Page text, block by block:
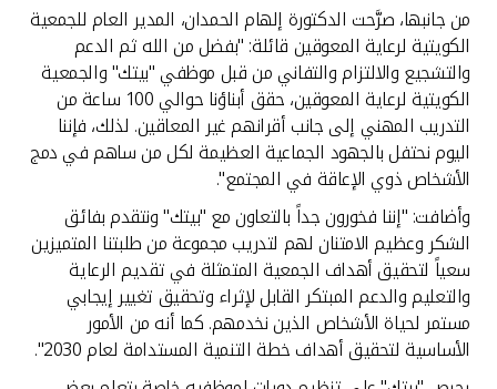
من جانبها، صرَّحت الدكتورة إلهام الحمدان، المدير العام للجمعية
الكويتية لرعاية المعوقين قائلة: "بفضل من الله ثم الدعم
والتشجيع والالتزام والتفاني من قبل موظفي "بيتك" والجمعية
الكويتية لرعاية المعوقين، حقق أبناؤنا حوالي 100 ساعة من
التدريب المهني إلى جانب أقرانهم غير المعاقين. لذلك، فإننا
اليوم نحتفل بالجهود الجماعية العظيمة لكل من ساهم في دمج
الأشخاص ذوي الإعاقة في المجتمع".
وأضافت: "إننا فخورون جداً بالتعاون مع "بيتك" ونتقدم بفائق
الشكر وعظيم الامتنان لهم لتدريب مجموعة من طلبتنا المتميزين
سعياً لتحقيق أهداف الجمعية المتمثلة في تقديم الرعاية
والتعليم والدعم المبتكر القابل لإثراء وتحقيق تغيير إيجابي
مستمر لحياة الأشخاص الذين نخدمهم. كما أنه من الأمور
الأساسية لتحقيق أهداف خطة التنمية المستدامة لعام 2030".